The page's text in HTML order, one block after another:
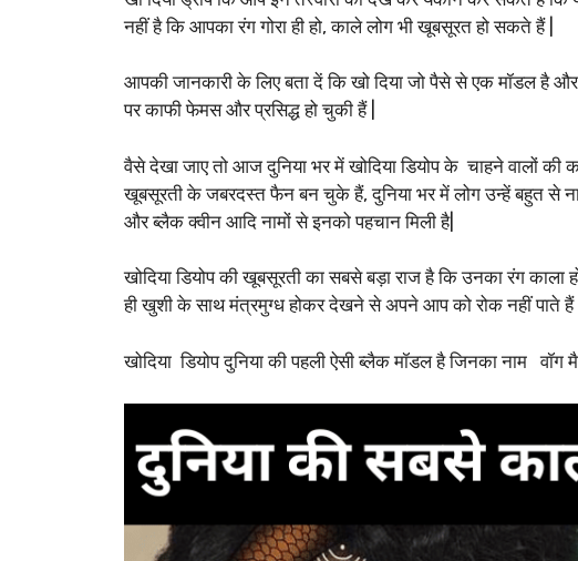
नहीं है कि आपका रंग गोरा ही हो, काले लोग भी खूबसूरत हो सकते हैं |
आपकी जानकारी के लिए बता दें कि खो दिया जो पैसे से एक मॉडल है
पर काफी फेमस और प्रसिद्ध हो चुकी हैं |
वैसे देखा जाए तो आज दुनिया भर में खोदिया डियोप के चाहने वालों
खूबसूरती के जबरदस्त फैन बन चुके हैं, दुनिया भर में लोग उन्हें बहुत से
और ब्लैक क्वीन आदि नामों से इनको पहचान मिली है|
खोदिया डियोप की खूबसूरती का सबसे बड़ा राज है कि उनका रंग
ही खुशी के साथ मंत्रमुग्ध होकर देखने से अपने आप को रोक नहीं पाते हैं |
खोदिया डियोप दुनिया की पहली ऐसी ब्लैक मॉडल है जिनका नाम